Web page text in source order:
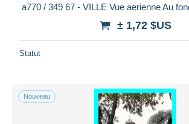
a770 / 349 67 - VILLE Vue aerienne Au
± 1,72 $US
Statut
Nouveau